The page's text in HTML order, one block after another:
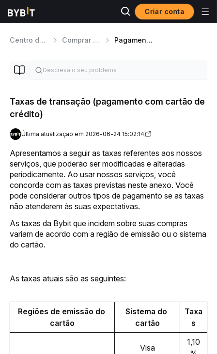
Criar conta
Centro de ajuda Comprar Cripto Pagamento através de cartão bancário
Taxas de transação (pagamento com cartão de
crédito)
Última atualização em 2026-06-24 15:02:14
Apresentamos a seguir as taxas referentes aos nossos
serviços, que poderão ser modificadas e alteradas
periodicamente. Ao usar nossos serviços, você
concorda com as taxas previstas neste anexo. Você
pode considerar outros tipos de pagamento se as taxas
não atenderem às suas expectativas.
As taxas da Bybit que incidem sobre suas compras
variam de acordo com a região de emissão ou o sistema
do cartão.
As taxas atuais são as seguintes:
Regiões de emissão do
cartão
Sistema do
cartão
Taxa
s
Visa
1,10